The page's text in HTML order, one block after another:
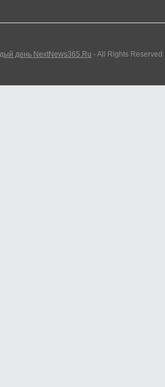
день NextNews365.Ru - All Rights Reserved